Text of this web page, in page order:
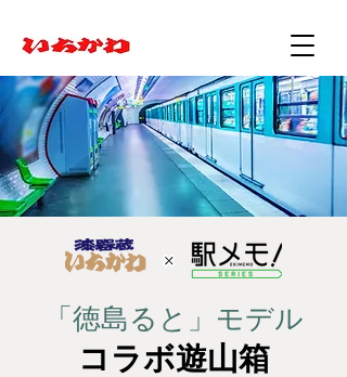
「徳島ると」モデル
コラボ遊山箱